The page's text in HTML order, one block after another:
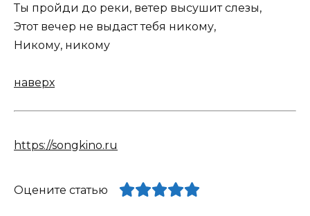
Ты пройди до реки, ветер высушит слезы,
Этот вечер не выдаст тебя никому,
Никому, никому
наверх
https://songkino.ru
Оцените статью